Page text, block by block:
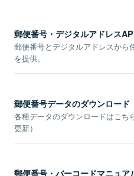
郵便番号・デジタルアドレス
郵便番号とデジタルアドレスから
を提供。
郵便番号データのダウンロード
各種データのダウンロードはこち
更新）
郵便番号・バーコードマニュア